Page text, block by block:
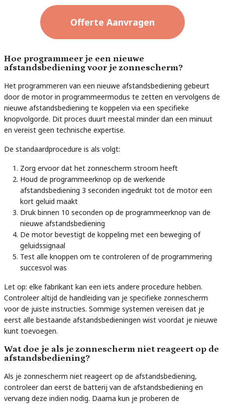
Offerte Aanvragen
Hoe programmeer je een nieuwe
afstandsbediening voor je zonnescherm?
Het programmeren van een nieuwe afstandsbediening gebeurt
door de motor in programmeermodus te zetten en vervolgens de
nieuwe afstandsbediening te koppelen via een specifieke
knopvolgorde. Dit proces duurt meestal minder dan een minuut
en vereist geen technische expertise.
De standaardprocedure is als volgt:
Zorg ervoor dat het zonnescherm stroom heeft
Houd de programmeerknop op de werkende
afstandsbediening 3 seconden ingedrukt tot de motor een
kort geluid maakt
Druk binnen 10 seconden op de programmeerknop van de
nieuwe afstandsbediening
De motor bevestigt de koppeling met een beweging of
geluidssignaal
Test alle knoppen om te controleren of de programmering
succesvol was
Let op: elke fabrikant kan een iets andere procedure hebben.
Controleer altijd de handleiding van je specifieke zonnescherm
voor de juiste instructies. Sommige systemen vereisen dat je
eerst alle bestaande afstandsbedieningen wist voordat je nieuwe
kunt toevoegen.
Wat doe je als je zonnescherm niet reageert op de
afstandsbediening?
Als je zonnescherm niet reageert op de afstandsbediening,
controleer dan eerst de batterij van de afstandsbediening en
vervang deze indien nodig. Daarna kun je proberen de